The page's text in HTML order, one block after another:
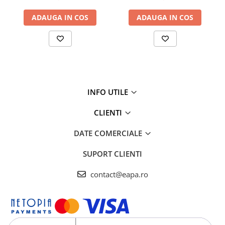
● Funcția de protecție împotriva scurgerilor de apă: Dispozitivul
are o funcție încorporată de protecție a apei care oprește
automat dedurizatorul în cazul unei scurgeri de apă.
1/2"
Duritate apa tratata (°gG):<0.5
Tensiune / Frecventa:(V/Hz) 220/50
35x19x52 [L x l x h]
Temperatura min/max (°C): 5/50
Presiune min/max (bar):2.2/6
ADAUGA IN COS ADAUGA IN COS
INFO UTILE
CLIENTI
DATE COMERCIALE
SUPORT CLIENTI
contact@eapa.ro